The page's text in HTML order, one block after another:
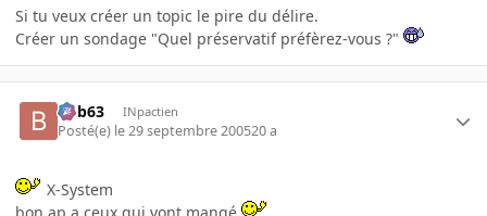
Si tu veux créer un topic le pire du délire.
Créer un sondage "Quel préservatif préfèrez-vous ?"
bob63 INpactien
Posté(e) le 29 septembre 200520 a
X-System